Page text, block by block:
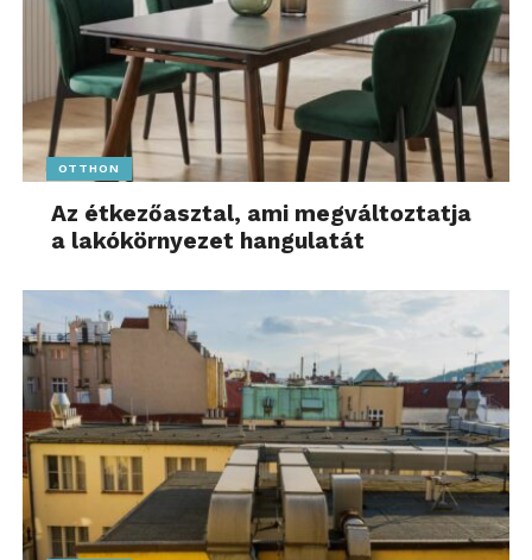
OTTHON
Az étkezőasztal, ami megváltoztatja
a lakókörnyezet hangulatát